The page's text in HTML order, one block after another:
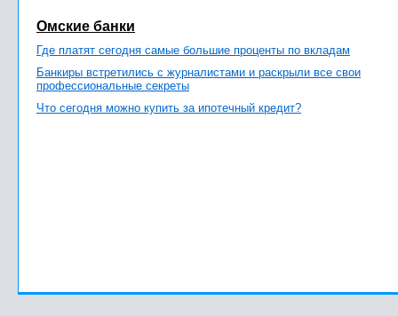
Омские банки
Где платят сегодня самые большие проценты по вкладам
Банкиры встретились с журналистами и раскрыли все свои
профессиональные секреты
Что сегодня можно купить за ипотечный кредит?